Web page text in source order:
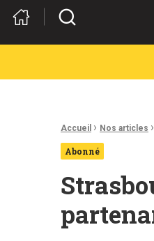
Rechercher
Fil d'Ariane :
Accueil › Nos articles ›
Abonné